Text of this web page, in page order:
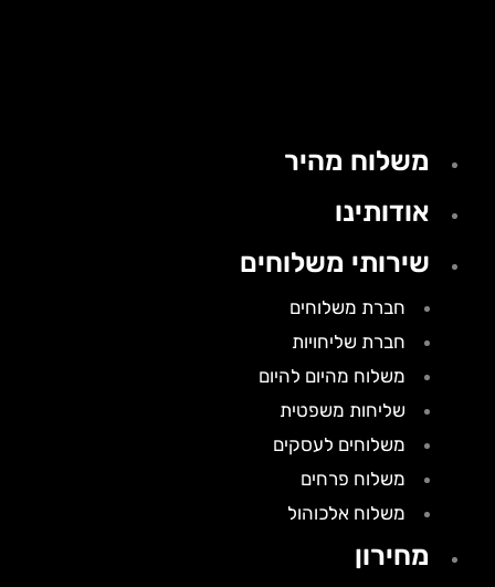
משלוח מהיר
אודותינו
שירותי משלוחים
חברת משלוחים
חברת שליחויות
משלוח מהיום להיום
שליחות משפטית
משלוחים לעסקים
משלוח פרחים
משלוח אלכוהול
מחירון